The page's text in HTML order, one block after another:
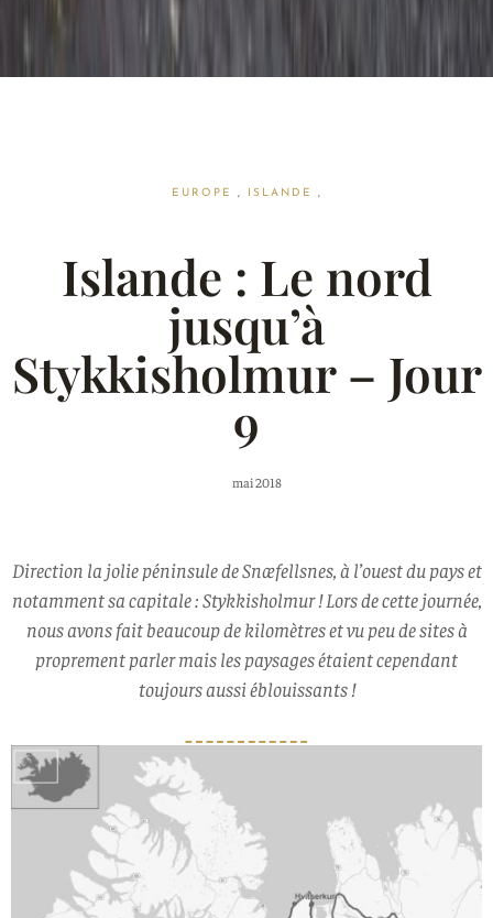
EUROPE , ISLANDE ,
Islande : Le nord
jusqu’à
Stykkisholmur – Jour
9
mai 2018
Direction la jolie péninsule de Snæfellsnes, à l’ouest du pays et
notamment sa capitale : Stykkisholmur ! Lors de cette journée,
nous avons fait beaucoup de kilomètres et vu peu de sites à
proprement parler mais les paysages étaient cependant
toujours aussi éblouissants !